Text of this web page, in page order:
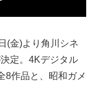
(金)より角川シネ
定。4Kデジタル
8作品と、昭和ガメ